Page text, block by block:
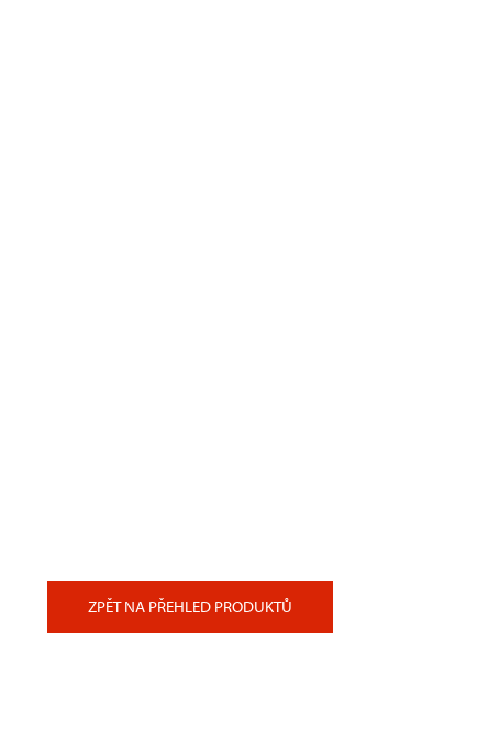
ZPĚT NA PŘEHLED PRODUKTŮ